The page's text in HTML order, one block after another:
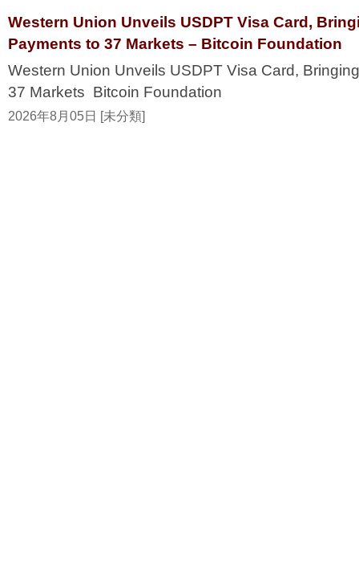
Western Union Unveils USDPT Visa Card,
Payments to 37 Markets – Bitcoin Foundation
Western Union Unveils USDPT Visa Card,
37 Markets Bitcoin Foundation
2026年8月05日 [未分類]